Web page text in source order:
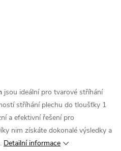
jsou ideální pro tvarové stříhání
stříhání plechu do tloušťky 1
a efektivní řešení pro
nim získáte dokonalé výsledky a
Detailní informace